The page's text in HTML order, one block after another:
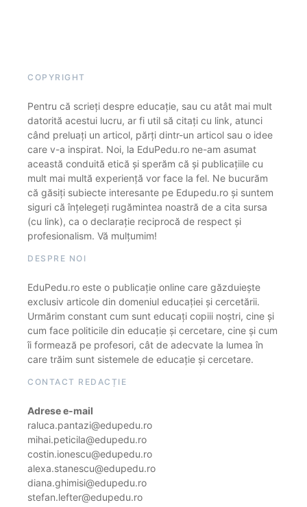
COPYRIGHT
Pentru că scrieți despre educație, sau cu atât mai mult
datorită acestui lucru, ar fi util să citați cu link, atunci
când preluați un articol, părți dintr-un articol sau o idee
care v-a inspirat. Noi, la EduPedu.ro ne-am asumat
această conduită etică și sperăm că și publicațiile cu
mult mai multă experiență vor face la fel. Ne bucurăm
că găsiți subiecte interesante pe Edupedu.ro și suntem
siguri că înțelegeți rugămintea noastră de a cita sursa
(cu link), ca o declarație reciprocă de respect și
profesionalism. Vă mulțumim!
DESPRE NOI
EduPedu.ro este o publicație online care găzduiește
exclusiv articole din domeniul educației și cercetării.
Urmărim constant cum sunt educați copiii noștri, cine și
cum face politicile din educație și cercetare, cine și cum
îi formează pe profesori, cât de adecvate la lumea în
care trăim sunt sistemele de educație și cercetare.
CONTACT REDACȚIE
Adrese e-mail
raluca.pantazi@edupedu.ro
mihai.peticila@edupedu.ro
costin.ionescu@edupedu.ro
alexa.stanescu@edupedu.ro
diana.ghimisi@edupedu.ro
stefan.lefter@edupedu.ro